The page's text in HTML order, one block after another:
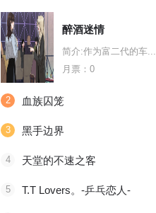
醉酒迷情
简介:作为富二代的车...
月票：0
2 血族囚笼
3 黑手边界
4 天堂的不速之客
5 T.T Lovers。-乒乓恋人-